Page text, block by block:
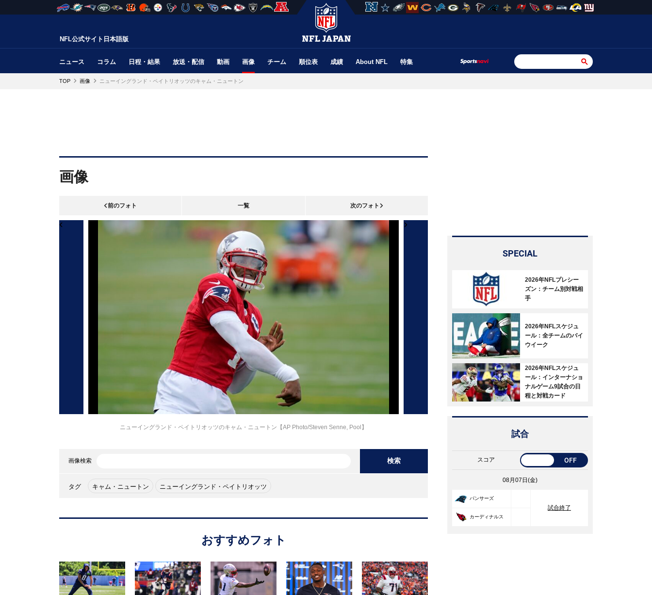
NFL公式サイト日本語版
ニュース コラム 日程・結果 放送・配信 動画 画像 チーム 順位表 成績 About NFL 特集
TOP 画像 ニューイングランド・ペイトリオッツのキャム・ニュートン
画像
前のフォト 一覧 次のフォト
ニューイングランド・ペイトリオッツのキャム・ニュートン【AP Photo/Steven Senne, Pool】
画像検索 検索
タグ キャム・ニュートン ニューイングランド・ペイトリオッツ
おすすめフォト
SPECIAL
2026年NFLプレシー
ズン：チーム別対戦相
手
2026年NFLスケジュ
ール：全チームのバイ
ウイーク
2026年NFLスケジュ
ール：インターナショ
ナルゲーム9試合の日
程と対戦カード
試合
スコア OFF
08月07日(金)
パンサーズ
試合終了
カーディナルス